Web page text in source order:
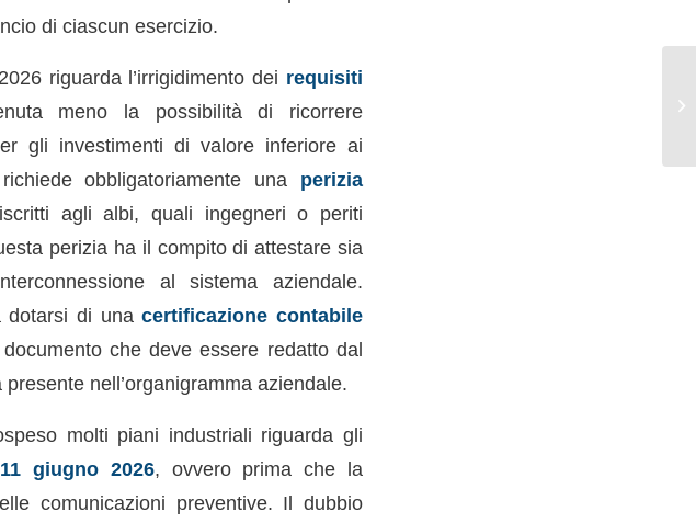
di ciascun esercizio.
riguarda l’irrigidimento dei requisiti
meno la possibilità di ricorrere
gli investimenti di valore inferiore ai
obbligatoriamente una perizia
agli albi, quali ingegneri o periti
perizia ha il compito di attestare sia
al sistema aziendale.
dotarsi di unacertificazione contabile
che deve essere redatto dal
nell’organigramma aziendale.
molti piani industriali riguarda gli
11 giugno 2026, ovvero prima che la
comunicazioni preventive. Il dubbio